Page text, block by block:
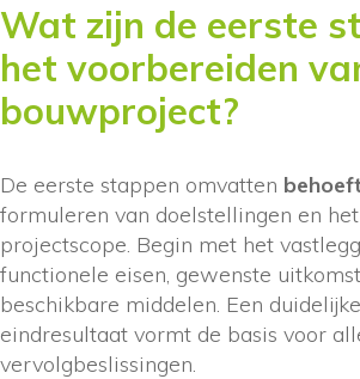
Wat zijn de eerste
het voorbereiden
bouwproject?
De eerste stappen omvatten
formuleren van doelstellingen en
projectscope. Begin met het
functionele eisen, gewenste
beschikbare middelen. Een
eindresultaat vormt de basis voor
vervolgbeslissingen.